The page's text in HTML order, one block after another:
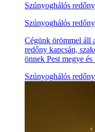
Szúnyoghálós redőny
Szúnyoghálós redőny
Cégünk örömmel áll
redőny kapcsán,
önnek Pest megye
Szúnyoghálós redőny